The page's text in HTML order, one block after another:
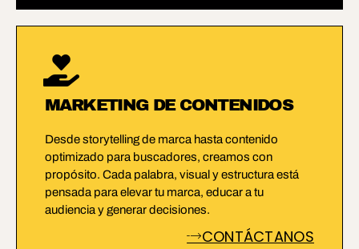
MARKETING DE CONTENIDOS
Desde storytelling de marca hasta contenido
optimizado para buscadores, creamos con
propósito. Cada palabra, visual y estructura está
pensada para elevar tu marca, educar a tu
audiencia y generar decisiones.
CONTÁCTANOS